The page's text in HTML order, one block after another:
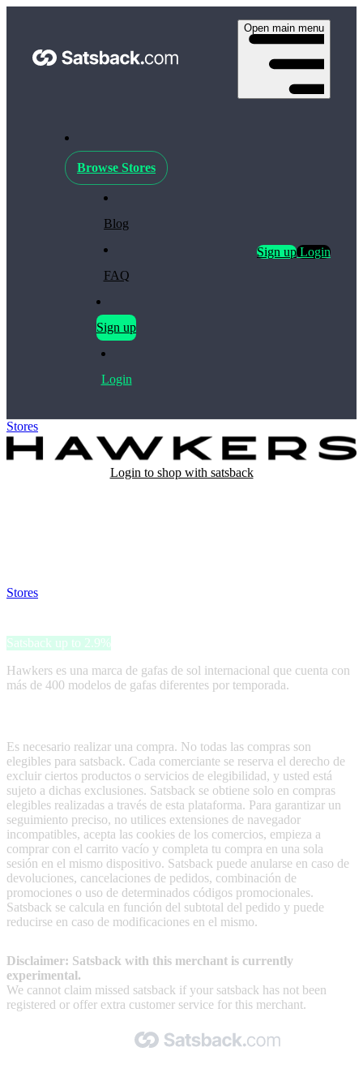
Open main menu
Browse Stores
Blog
FAQ
Sign up
Login
Sign upLogin
Stores
Login to shop with satsback
Stores
Satsback up to 2.9%
Hawkers es una marca de gafas de sol internacional que cuenta con
más de 400 modelos de gafas diferentes por temporada.
Es necesario realizar una compra. No todas las compras son
elegibles para satsback. Cada comerciante se reserva el derecho de
excluir ciertos productos o servicios de elegibilidad, y usted está
sujeto a dichas exclusiones. Satsback se obtiene solo en compras
elegibles realizadas a través de esta plataforma. Para garantizar un
seguimiento preciso, no utilices extensiones de navegador
incompatibles, acepta las cookies de los comercios, empieza a
comprar con el carrito vacío y completa tu compra en una sola
sesión en el mismo dispositivo. Satsback puede anularse en caso de
devoluciones, cancelaciones de pedidos, combinación de
promociones o uso de determinados códigos promocionales.
Satsback se calcula en función del subtotal del pedido y puede
reducirse en caso de modificaciones en el mismo.
Disclaimer: Satsback with this merchant is currently
experimental.
We cannot claim missed satsback if your satsback has not been
registered or offer extra customer service for this merchant.